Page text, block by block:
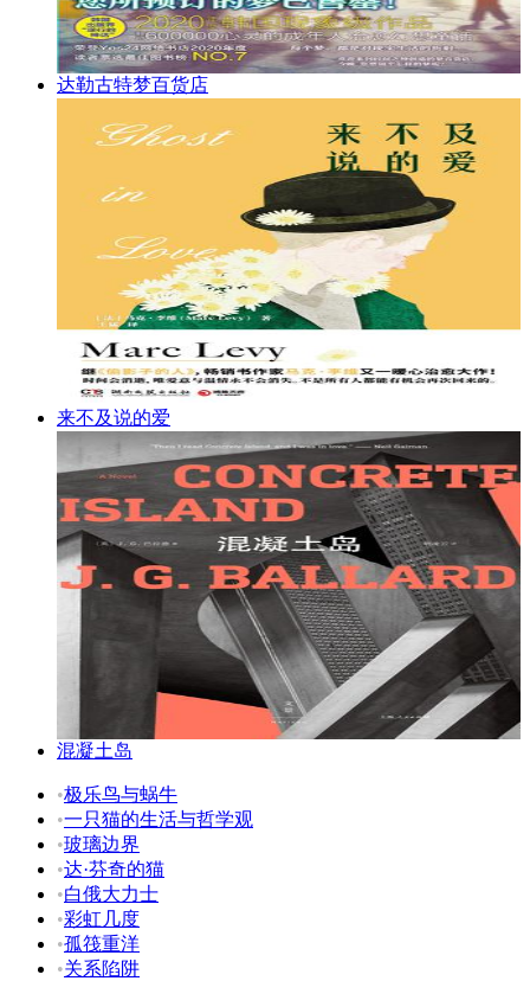
达勒古特梦百货店
来不及说的爱
混凝土岛
•极乐鸟与蜗牛
•一只猫的生活与哲学观
•玻璃边界
•达·芬奇的猫
•白俄大力士
•彩虹几度
•孤筏重洋
•关系陷阱